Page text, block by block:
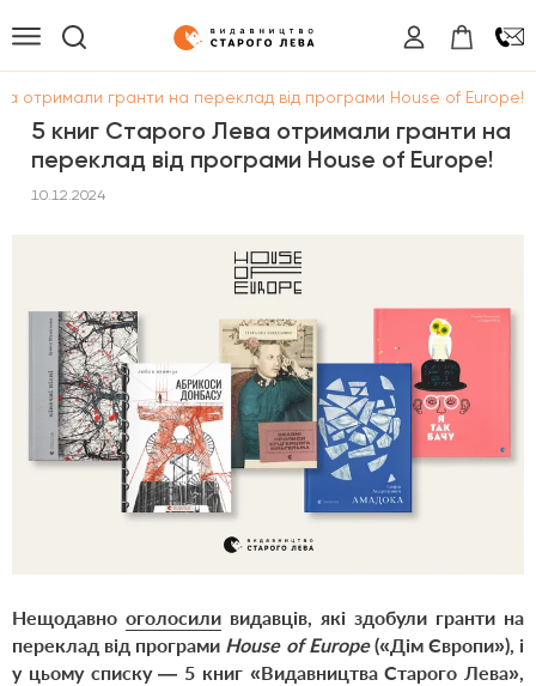
отримали гранти на переклад від програми House of Europe!
5 книг Старого Лева отримали гранти на
переклад від програми House of Europe!
10.12.2024
Нещодавно оголосили видавців, які здобули гранти на
переклад від програми House of Europe(«Дім Європи»), і
у цьому списку — 5 книг «Видавництва Старого Лева»,